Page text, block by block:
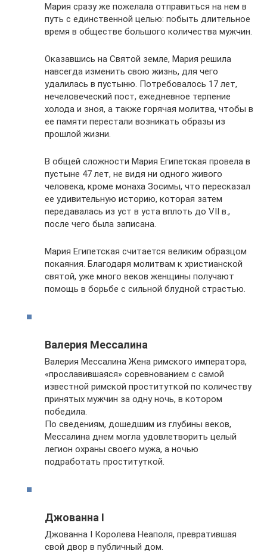
Мария сразу же пожелала отправиться на нем в
путь с единственной целью: побыть длительное
время в обществе большого количества мужчин.
Оказавшись на Святой земле, Мария решила
навсегда изменить свою жизнь, для чего
удалилась в пустыню. Потребовалось 17 лет,
нечеловеческий пост, ежедневное терпение
холода и зноя, а также горячая молитва, чтобы в
ее памяти перестали возникать образы из
прошлой жизни.
В общей сложности Мария Египетская провела в
пустыне 47 лет, не видя ни одного живого
человека, кроме монаха Зосимы, что пересказал
ее удивительную историю, которая затем
передавалась из уст в уста вплоть до VII в.,
после чего была записана.
Мария Египетская считается великим образцом
покаяния. Благодаря молитвам к христианской
святой, уже много веков женщины получают
помощь в борьбе с сильной блудной страстью.
Валерия Мессалина
Валерия Мессалина Жена римского императора,
«прославившаяся» соревнованием с самой
известной римской проституткой по количеству
принятых мужчин за одну ночь, в котором
победила.
По сведениям, дошедшим из глубины веков,
Мессалина днем могла удовлетворить целый
легион охраны своего мужа, а ночью
подработать проституткой.
Джованна I
Джованна I Королева Неаполя, превратившая
свой двор в публичный дом.